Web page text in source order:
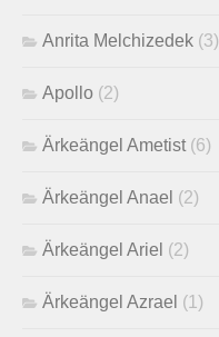
Anrita Melchizedek (3)
Apollo (2)
Ärkeängel Ametist (6)
Ärkeängel Anael (2)
Ärkeängel Ariel (2)
Ärkeängel Azrael (1)